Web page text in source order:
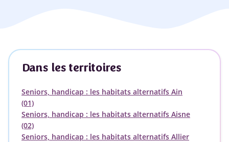
Dans les territoires
Seniors, handicap : les habitats alternatifs Ain
(01)
Seniors, handicap : les habitats alternatifs Aisne
(02)
Seniors, handicap : les habitats alternatifs Allier